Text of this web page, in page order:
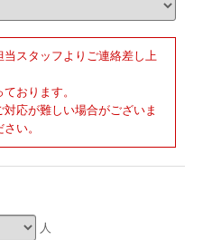
スタッフよりご連絡差し上
おります。
応が難しい場合がございま
い。
人